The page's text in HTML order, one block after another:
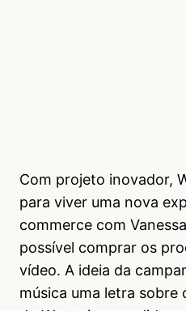
Com projeto inovador,
para viver uma nova
commerce com
possível comprar os
vídeo. A ideia da
música uma letra